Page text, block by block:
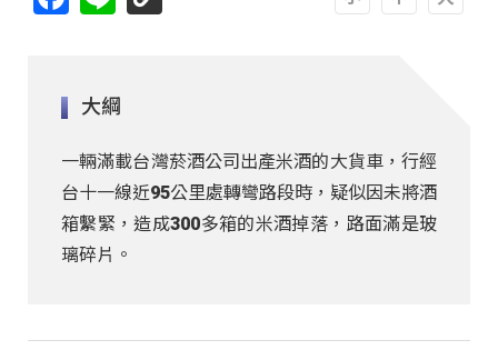
大綱
一輛滿載台灣菸酒公司出產米酒的大貨車，行經
台十一線近95公里處轉彎路段時，疑似因未將酒
箱繫緊，造成300多箱的米酒掉落，路面滿是玻
璃碎片。